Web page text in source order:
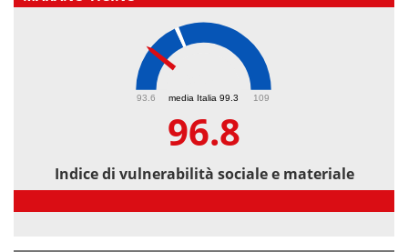
media Italia 99.3
93.6 109
96.8
Indice di vulnerabilità sociale e materiale